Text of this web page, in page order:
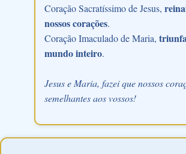
Coração Sacratíssimo de Jesus,
nossos corações.
Coração Imaculado de Maria,
mundo inteiro.
Jesus e Maria, fazei que nossos
semelhantes aos vossos!